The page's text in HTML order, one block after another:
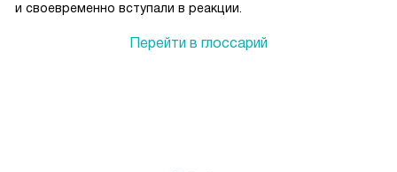
и своевременно вступали в реакции.
Перейти в глоссарий